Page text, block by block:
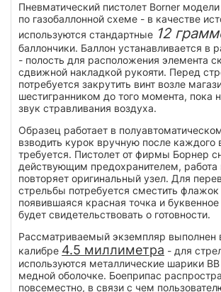
Пневматический пистолет Borner
по газобаллонной схеме - в качестве
используются стандартные 12
баллончики. Баллон устанавливается в
- полость для расположения элемента
сдвижной накладкой рукояти. Перед
потребуется закрутить винт возле
шестигранником до того момента, пока
звук стравливания воздуха.
Образец работает в
взводить курок вручную после каждого
требуется. Пистолет от фирмы Борнер
действующим предохранителем, работа
повторяет оригинальный узел. Для
стрельбы потребуется сместить флажок
появившаяся красная точка и
будет свидетельствовать о готовности.
Рассматриваемый экземпляр выполнен
калибре 4.5 миллиметра - для
используются металлические шарики
медной оболочке. Боеприпас
повсеместно, в связи с чем